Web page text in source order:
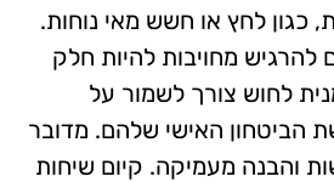
כגון לחץ או חשש מאי נוחות.
להרגיש מחויבות להיות חלק
לחוש צורך לשמור על
הביטחון האישי שלהם. מדובר
והבנה מעמיקה. קיום שיחות